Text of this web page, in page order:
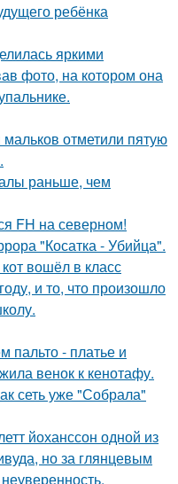
ребёнка
яркими
фото, на котором она
отметили пятую
раньше, чем
FH на северном!
"Косатка - Убийца".
вошёл в класс
и то, что произошло
пальто - платье и
венок к кенотафу.
сеть уже "Собрала"
йоханссон одной из
но за глянцевым